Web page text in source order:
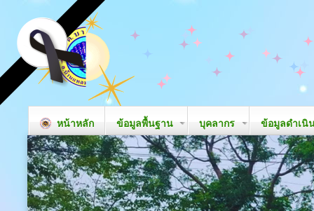
หน้าหลัก ข้อมูลพื้นฐาน บุคลากร ข้อมูลดำเนิ